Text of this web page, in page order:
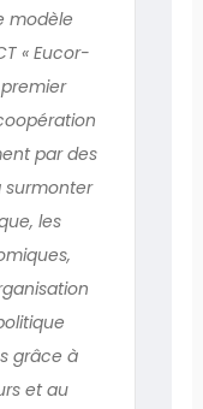
modèle
« Eucor-
par des
surmonter
les
grâce à
et au